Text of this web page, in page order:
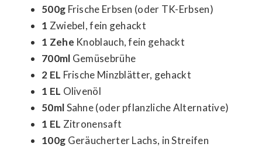
500g Frische Erbsen (oder TK-Erbsen)
1 Zwiebel, fein gehackt
1 Zehe Knoblauch, fein gehackt
700ml Gemüsebrühe
2 EL Frische Minzblätter, gehackt
1 EL Olivenöl
50mlSahne (oder pflanzliche Alternative)
1 EL Zitronensaft
100g Geräucherter Lachs, in Streifen